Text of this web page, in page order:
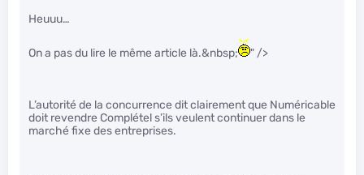
Heuuu…
On a pas du lire le même article là.&nbsp; " />
L’autorité de la concurrence dit clairement que Numéricable
doit revendre Complétel s’ils veulent continuer dans le
marché fixe des entreprises.